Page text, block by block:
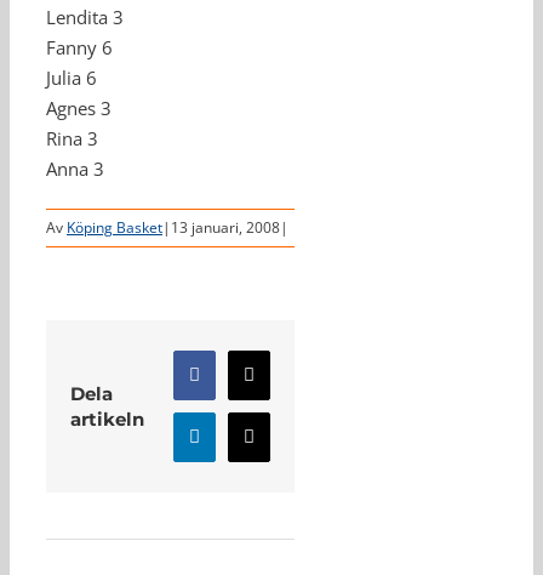
Lendita 3
Fanny 6
Julia 6
Agnes 3
Rina 3
Anna 3
Av Köping Basket| 13 januari, 2008|
Dela
artikeln
Facebook
X
LinkedInE-
post